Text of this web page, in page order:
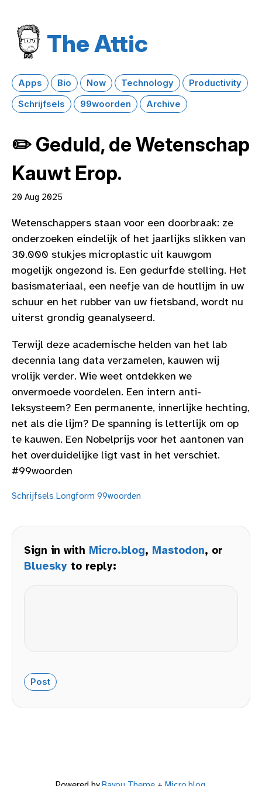
The Attic
Apps Bio Now Technology
Productivity
Schrijfsels
99woorden Archive
✏️ Geduld, de Wetenschap
Kauwt Erop.
20 Aug 2025
Wetenschappers staan voor een doorbraak: ze
onderzoeken eindelijk of het jaarlijks slikken van
30.000 stukjes microplastic uit kauwgom
mogelijk ongezond is. Een gedurfde stelling. Het
basismateriaal, een neefje van de houtlijm in uw
schuur en het rubber van uw fietsband, wordt nu
uiterst grondig geanalyseerd.
Terwijl deze academische helden van het lab
decennia lang data verzamelen, kauwen wij
vrolijk verder. Wie weet ontdekken we
onvermoede voordelen. Een intern anti-
leksysteem? Een permanente, innerlijke hechting,
net als die lijm? De spanning is letterlijk om op
te kauwen. Een Nobelprijs voor het aantonen van
het overduidelijke ligt vast in het verschiet.
#99woorden
Schrijfsels Longform 99woorden
Sign in with Micro.blog, Mastodon, or
Bluesky to reply: